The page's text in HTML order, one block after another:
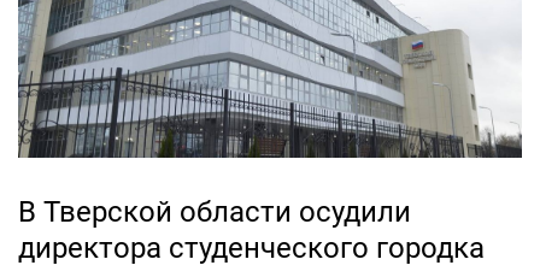
В Тверской области осудили
директора студенческого городка